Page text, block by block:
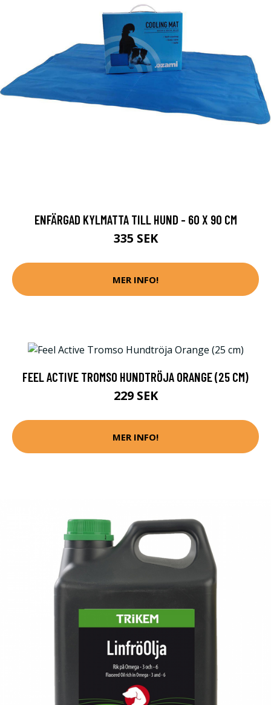
ENFÄRGAD KYLMATTA TILL HUND - 60 X 90 CM
335 SEK
MER INFO!
FEEL ACTIVE TROMSO HUNDTRÖJA ORANGE (25 CM)
229 SEK
MER INFO!